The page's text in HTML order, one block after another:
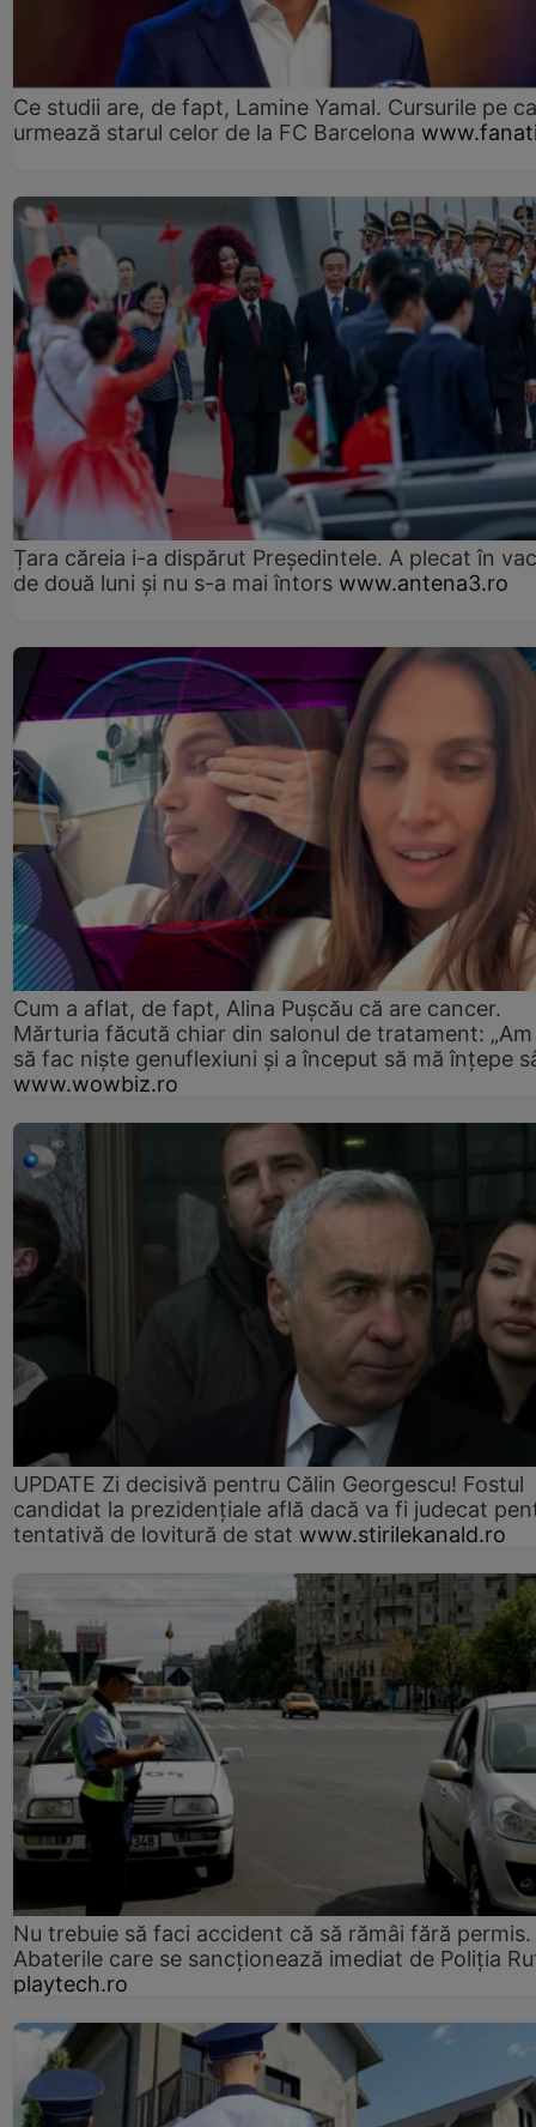
Ce studii are, de fapt, Lamine Yamal. Cursurile pe
urmează starul celor de la FC Barcelona
Țara căreia i-a dispărut Președintele. A plecat în
de două luni și nu s-a mai întors www.antena3.ro
Cum a aflat, de fapt, Alina Pușcău că are cancer.
Mărturia făcută chiar din salonul de tratament:
să fac niște genuflexiuni și a început să mă înțepe
www.wowbiz.ro
UPDATE Zi decisivă pentru Călin Georgescu! Fostul
candidat la prezidențiale află dacă va fi judecat
tentativă de lovitură de stat www.stirilekanald.ro
Nu trebuie să faci accident că să rămâi fără permis.
Abaterile care se sancționează imediat de Poliţia
playtech.ro